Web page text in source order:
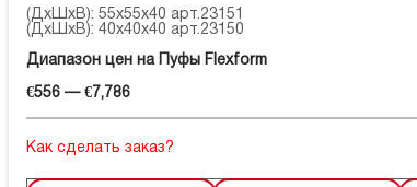
(ДхШхВ): 55x55x40 арт.23151
(ДхШхВ): 40x40x40 арт.23150
Диапазон цен на Пуфы Flexform
€556 — €7,786
Как сделать заказ?